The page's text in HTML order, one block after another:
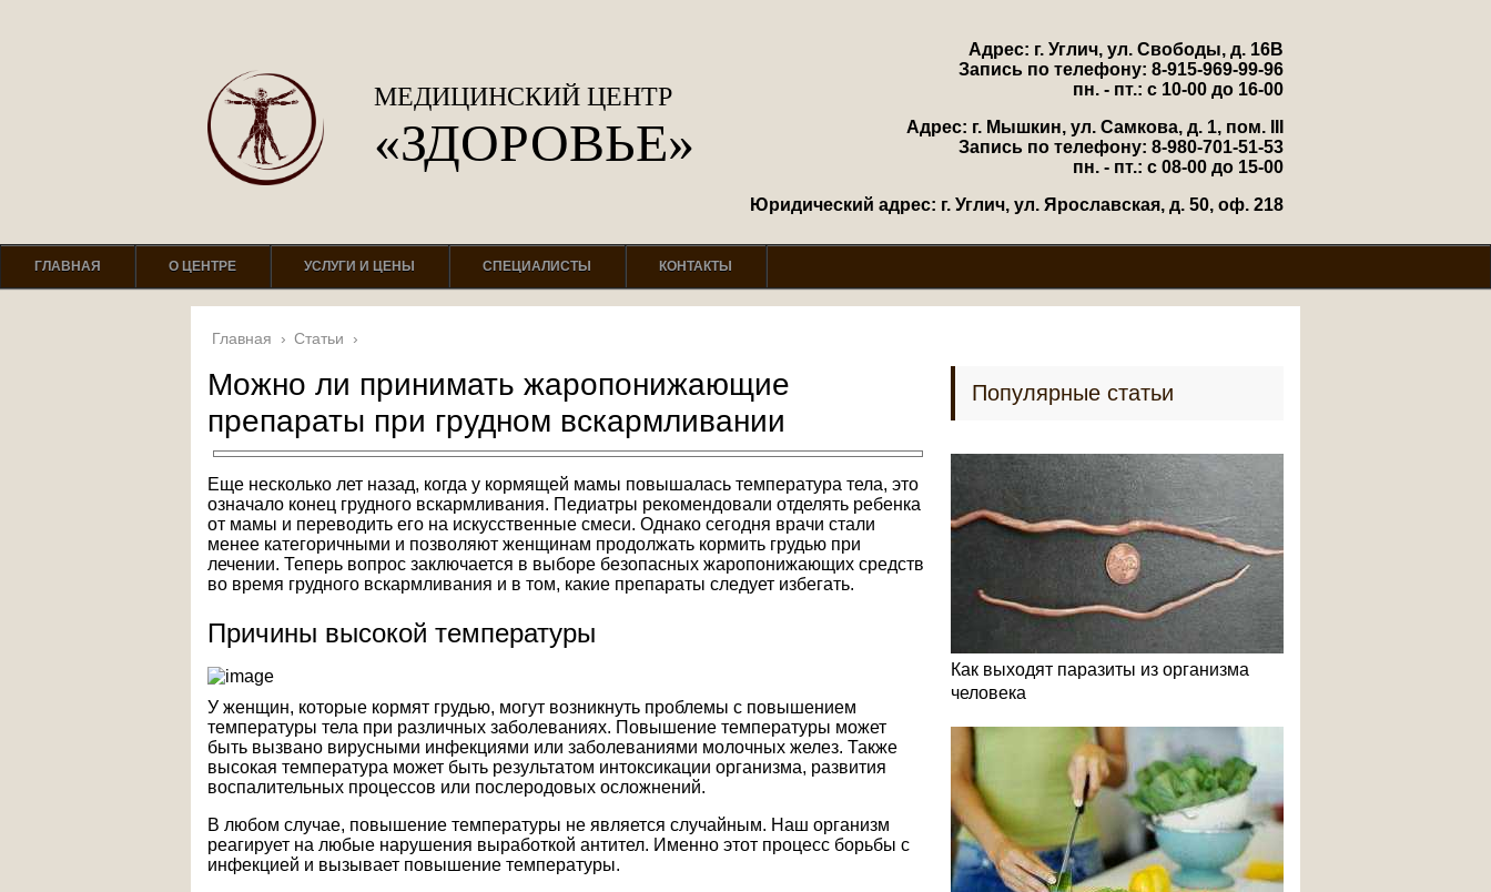
МЕДИЦИНСКИЙ ЦЕНТР
«ЗДОРОВЬЕ»
Адрес: г. Углич, ул. Свободы, д. 16В
Запись по телефону: 8-915-969-99-96
пн. - пт.: с 10-00 до 16-00
Адрес: г. Мышкин, ул. Самкова, д. 1, пом. III
Запись по телефону: 8-980-701-51-53
пн. - пт.: с 08-00 до 15-00
Юридический адрес: г. Углич, ул. Ярославская, д. 50, оф. 218
ГЛАВНАЯ О ЦЕНТРЕ УСЛУГИ И ЦЕНЫ СПЕЦИАЛИСТЫ КОНТАКТЫ
Главная › Статьи ›
Можно ли принимать жаропонижающие
препараты при грудном вскармливании
Еще несколько лет назад, когда у кормящей мамы повышалась температура тела, это
означало конец грудного вскармливания. Педиатры рекомендовали отделять ребенка
от мамы и переводить его на искусственные смеси. Однако сегодня врачи стали
менее категоричными и позволяют женщинам продолжать кормить грудью при
лечении. Теперь вопрос заключается в выборе безопасных жаропонижающих средств
во время грудного вскармливания и в том, какие препараты следует избегать.
Причины высокой температуры
У женщин, которые кормят грудью, могут возникнуть проблемы с повышением
температуры тела при различных заболеваниях. Повышение температуры может
быть вызвано вирусными инфекциями или заболеваниями молочных желез. Также
высокая температура может быть результатом интоксикации организма, развития
воспалительных процессов или послеродовых осложнений.
В любом случае, повышение температуры не является случайным. Наш организм
реагирует на любые нарушения выработкой антител. Именно этот процесс борьбы с
инфекцией и вызывает повышение температуры.
Популярные статьи
Как выходят паразиты из организма
человека